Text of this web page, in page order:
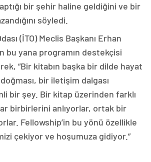
bir şehir haline geldiğini ve bir
söyledi.
(İTO) Meclis Başkanı Erhan
bu yana programın destekçisi
“Bir kitabın başka bir dilde hayat
bir iletişim dalgası
bir şey. Bir kitap üzerinden farklı
birbirlerini anlıyorlar, ortak bir
Fellowship’in bu yönü özellikle
çekiyor ve hoşumuza gidiyor.”